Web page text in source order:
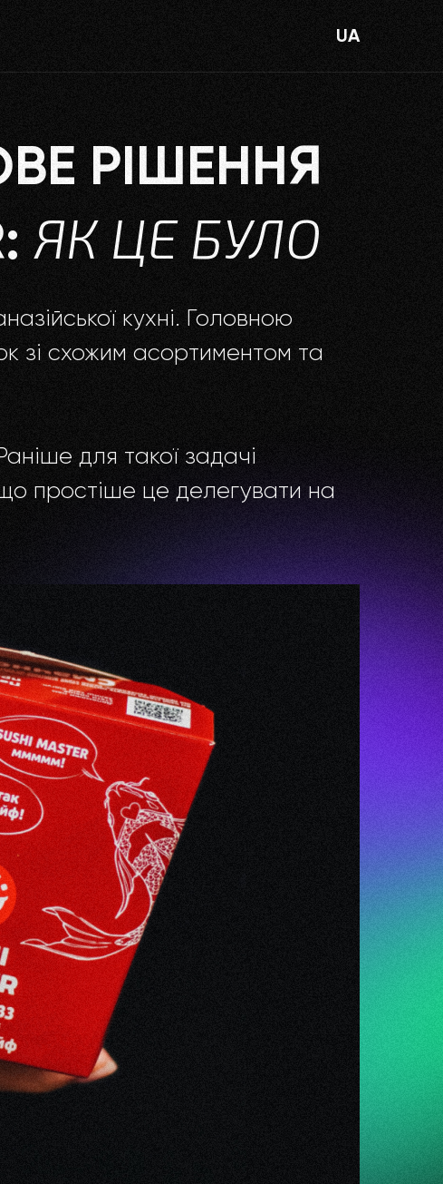
UA
РІШЕННЯ
ЯК ЦЕ БУЛО
кухні. ‎Головною
зі схожим асортиментом та
для такої задачі
простіше це делегувати на